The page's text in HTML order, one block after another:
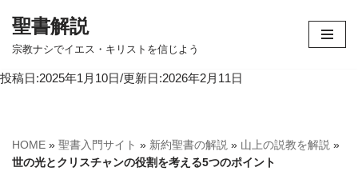
コ
テ
へ
ス
聖書解説
宗教ナシでイエス・キリストを信じよう
投稿日:2025年1月10日/更新日:2026年2月11日
HOME » 聖書入門サイト » 新約聖書の解説 » 山上の説教を解説 »
世の光とクリスチャンの役割を考える5つのポイント